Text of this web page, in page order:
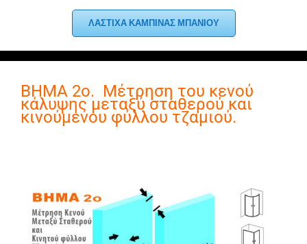
ΛΑΣΤΙΧΑ ΚΑΜΠΙΝΑΣ ΜΠΑΝΙΟΥ
ΒΗΜΑ 2ο. Μέτρηση του κενού
κάλυψης μεταξύ σταθερού και
κινούμενου φύλλου τζαμιού.